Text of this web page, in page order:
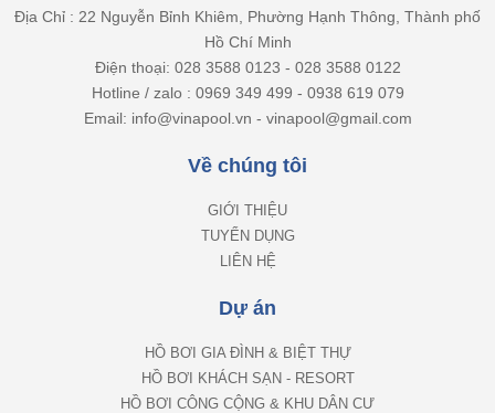
Địa Chỉ : 22 Nguyễn Bỉnh Khiêm, Phường Hạnh Thông, Thành phố
Hồ Chí Minh
Điện thoại: 028 3588 0123 - 028 3588 0122
Hotline / zalo : 0969 349 499 - 0938 619 079
Email: info@vinapool.vn - vinapool@gmail.com
Về chúng tôi
GIỚI THIỆU
TUYỂN DỤNG
LIÊN HỆ
Dự án
HỒ BƠI GIA ĐÌNH & BIỆT THỰ
HỒ BƠI KHÁCH SẠN - RESORT
HỒ BƠI CÔNG CỘNG & KHU DÂN CƯ